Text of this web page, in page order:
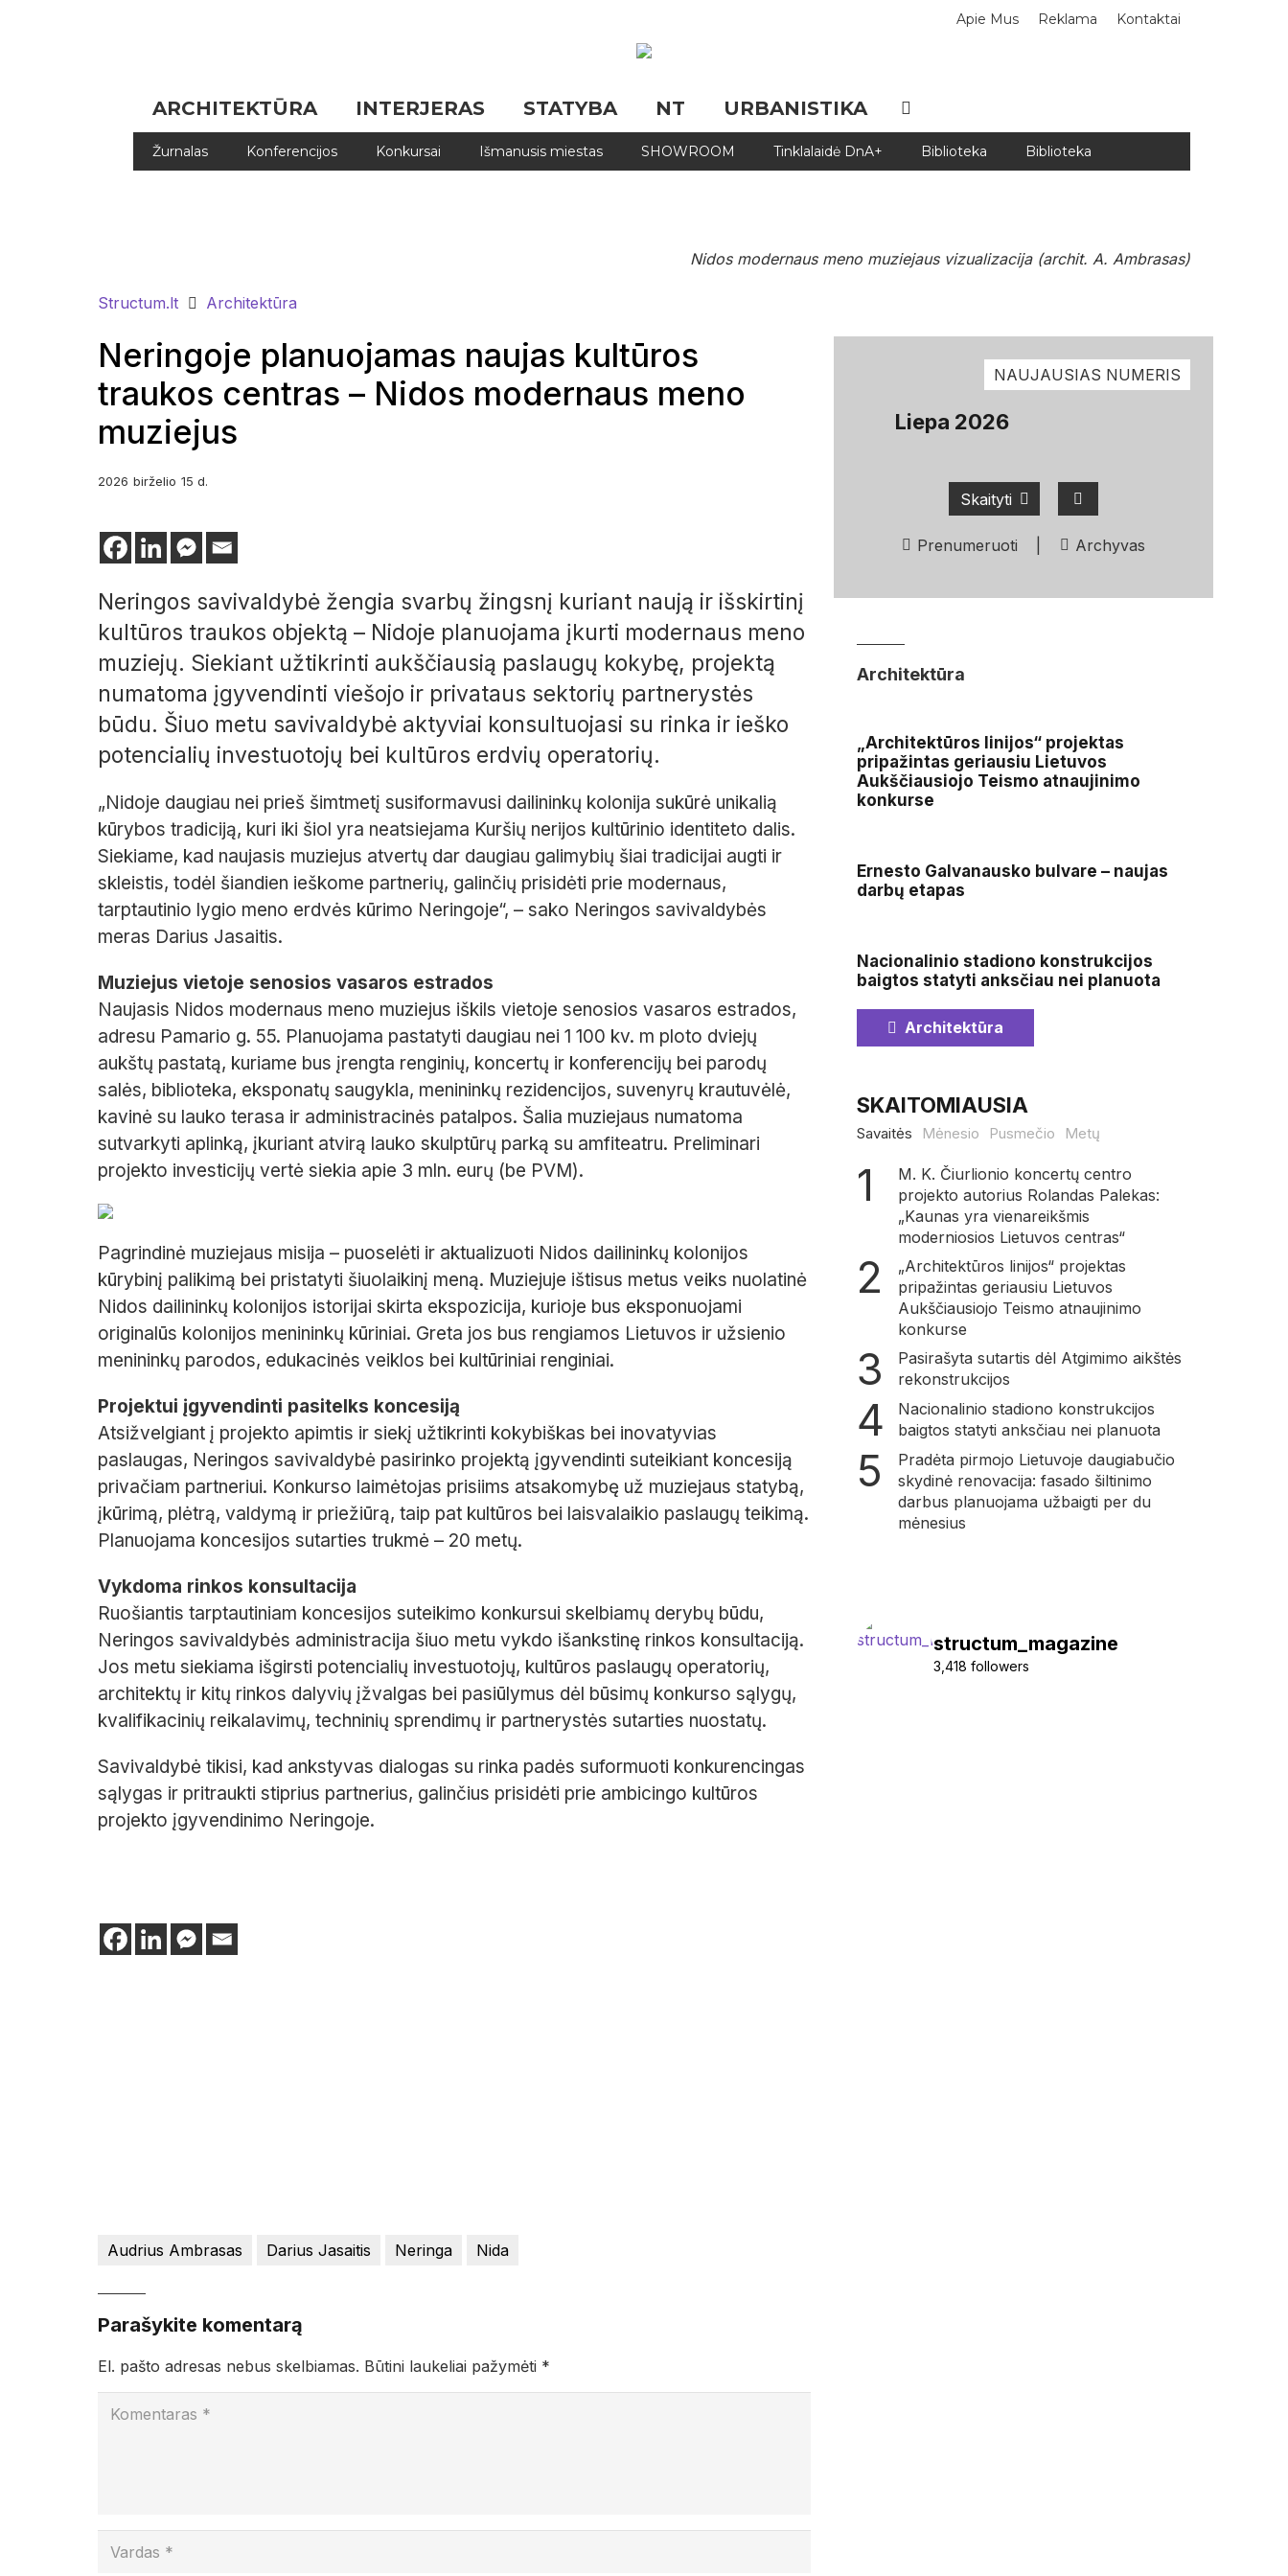
Apie Mus Reklama Kontaktai
ARCHITEKTŪRA INTERJERAS STATYBA NT URBANISTIKA
Žurnalas Konferencijos Konkursai Išmanusis miestas SHOWROOM Tinklalaidė DnA+ Biblioteka Biblioteka
Nidos modernaus meno muziejaus vizualizacija (archit. A. Ambrasas)
Structum.lt Architektūra
Neringoje planuojamas naujas kultūros
traukos centras – Nidos modernaus meno
muziejus
2026 birželio 15 d.
Neringos savivaldybė žengia svarbų žingsnį kuriant naują ir išskirtinį
kultūros traukos objektą – Nidoje planuojama įkurti modernaus meno
muziejų. Siekiant užtikrinti aukščiausią paslaugų kokybę, projektą
numatoma įgyvendinti viešojo ir privataus sektorių partnerystės
būdu. Šiuo metu savivaldybė aktyviai konsultuojasi su rinka ir ieško
potencialių investuotojų bei kultūros erdvių operatorių.
„Nidoje daugiau nei prieš šimtmetį susiformavusi dailininkų kolonija sukūrė unikalią
kūrybos tradiciją, kuri iki šiol yra neatsiejama Kuršių nerijos kultūrinio identiteto dalis.
Siekiame, kad naujasis muziejus atvertų dar daugiau galimybių šiai tradicijai augti ir
skleistis, todėl šiandien ieškome partnerių, galinčių prisidėti prie modernaus,
tarptautinio lygio meno erdvės kūrimo Neringoje“, – sako Neringos savivaldybės
meras Darius Jasaitis.
Muziejus vietoje senosios vasaros estrados
Naujasis Nidos modernaus meno muziejus iškils vietoje senosios vasaros estrados,
adresu Pamario g. 55. Planuojama pastatyti daugiau nei 1 100 kv. m ploto dviejų
aukštų pastatą, kuriame bus įrengta renginių, koncertų ir konferencijų bei parodų
salės, biblioteka, eksponatų saugykla, menininkų rezidencijos, suvenyrų krautuvėlė,
kavinė su lauko terasa ir administracinės patalpos. Šalia muziejaus numatoma
sutvarkyti aplinką, įkuriant atvirą lauko skulptūrų parką su amfiteatru. Preliminari
projekto investicijų vertė siekia apie 3 mln. eurų (be PVM).
Pagrindinė muziejaus misija – puoselėti ir aktualizuoti Nidos dailininkų kolonijos
kūrybinį palikimą bei pristatyti šiuolaikinį meną. Muziejuje ištisus metus veiks nuolatinė
Nidos dailininkų kolonijos istorijai skirta ekspozicija, kurioje bus eksponuojami
originalūs kolonijos menininkų kūriniai. Greta jos bus rengiamos Lietuvos ir užsienio
menininkų parodos, edukacinės veiklos bei kultūriniai renginiai.
Projektui įgyvendinti pasitelks koncesiją
Atsižvelgiant į projekto apimtis ir siekį užtikrinti kokybiškas bei inovatyvias
paslaugas, Neringos savivaldybė pasirinko projektą įgyvendinti suteikiant koncesiją
privačiam partneriui. Konkurso laimėtojas prisiims atsakomybę už muziejaus statybą,
įkūrimą, plėtrą, valdymą ir priežiūrą, taip pat kultūros bei laisvalaikio paslaugų teikimą.
Planuojama koncesijos sutarties trukmė – 20 metų.
Vykdoma rinkos konsultacija
Ruošiantis tarptautiniam koncesijos suteikimo konkursui skelbiamų derybų būdu,
Neringos savivaldybės administracija šiuo metu vykdo išankstinę rinkos konsultaciją.
Jos metu siekiama išgirsti potencialių investuotojų, kultūros paslaugų operatorių,
architektų ir kitų rinkos dalyvių įžvalgas bei pasiūlymus dėl būsimų konkurso sąlygų,
kvalifikacinių reikalavimų, techninių sprendimų ir partnerystės sutarties nuostatų.
Savivaldybė tikisi, kad ankstyvas dialogas su rinka padės suformuoti konkurencingas
sąlygas ir pritraukti stiprius partnerius, galinčius prisidėti prie ambicingo kultūros
projekto įgyvendinimo Neringoje.
Audrius Ambrasas Darius Jasaitis Neringa Nida
Parašykite komentarą
El. pašto adresas nebus skelbiamas. Būtini laukeliai pažymėti *
NAUJAUSIAS NUMERIS
Liepa 2026
Skaityti
Prenumeruoti Archyvas
Architektūra
„Architektūros linijos“ projektas
pripažintas geriausiu Lietuvos
Aukščiausiojo Teismo atnaujinimo
konkurse
Ernesto Galvanausko bulvare – naujas
darbų etapas
Nacionalinio stadiono konstrukcijos
baigtos statyti anksčiau nei planuota
Architektūra
SKAITOMIAUSIA
Savaitės Mėnesio Pusmečio Metų
M. K. Čiurlionio koncertų centro
projekto autorius Rolandas Palekas:
„Kaunas yra vienareikšmis
moderniosios Lietuvos centras“
„Architektūros linijos“ projektas
pripažintas geriausiu Lietuvos
Aukščiausiojo Teismo atnaujinimo
konkurse
Pasirašyta sutartis dėl Atgimimo aikštės
rekonstrukcijos
Nacionalinio stadiono konstrukcijos
baigtos statyti anksčiau nei planuota
Pradėta pirmojo Lietuvoje daugiabučio
skydinė renovacija: fasado šiltinimo
darbus planuojama užbaigti per du
mėnesius
structum_magazine
3,418 followers